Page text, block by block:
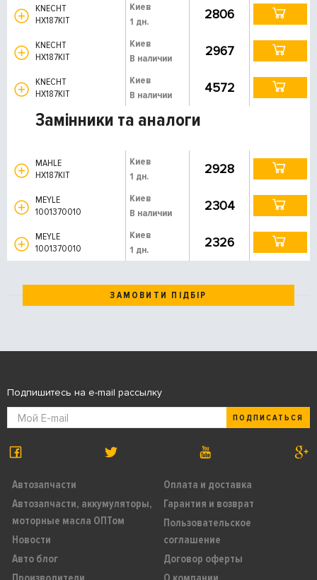
KNECHT
HX187KIT
Киев
1 дн.
2806
KNECHT
HX187KIT
Киев
В наличии
2967
KNECHT
HX187KIT
Киев
В наличии
4572
Замінники та аналоги
MAHLE
HX187KIT
Киев
1 дн.
2928
MEYLE
1001370010
Киев
В наличии
2304
MEYLE
1001370010
Киев
1 дн.
2326
ЗАМОВИТИ ПІДБІР
Автозапчасти
Автозапчасти, аккумуляторы,
моторные масла ОПТом
Новости
Авто блог
Оплата и доставка
Гарантия и возврат
Пользовательское
соглашение
Договор оферты
Подпишитесь на e-mail рассылку
ПОДПИСАТЬСЯ